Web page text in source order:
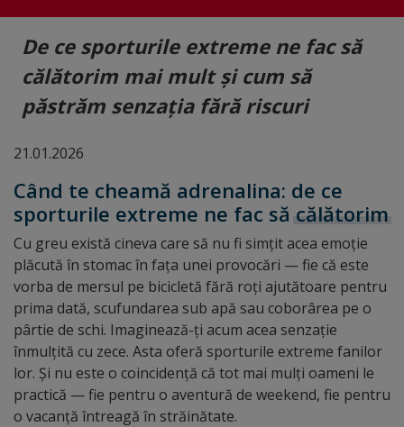
De ce sporturile extreme ne fac să
călătorim mai mult și cum să
păstrăm senzația fără riscuri
21.01.2026
Când te cheamă adrenalina: de ce
sporturile extreme ne fac să călătorim
Cu greu există cineva care să nu fi simțit acea emoție
plăcută în stomac în fața unei provocări — fie că este
vorba de mersul pe bicicletă fără roți ajutătoare pentru
prima dată, scufundarea sub apă sau coborârea pe o
pârtie de schi. Imaginează-ți acum acea senzație
înmulțită cu zece. Asta oferă sporturile extreme fanilor
lor. Și nu este o coincidență că tot mai mulți oameni le
practică — fie pentru o aventură de weekend, fie pentru
o vacanță întreagă în străinătate.